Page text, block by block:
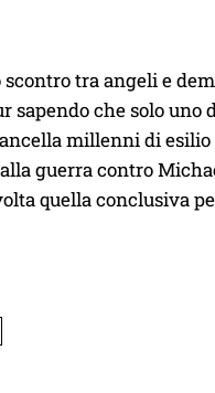
scontro tra angeli e
che solo uno
millenni di
guerra contro
quella conclusiva